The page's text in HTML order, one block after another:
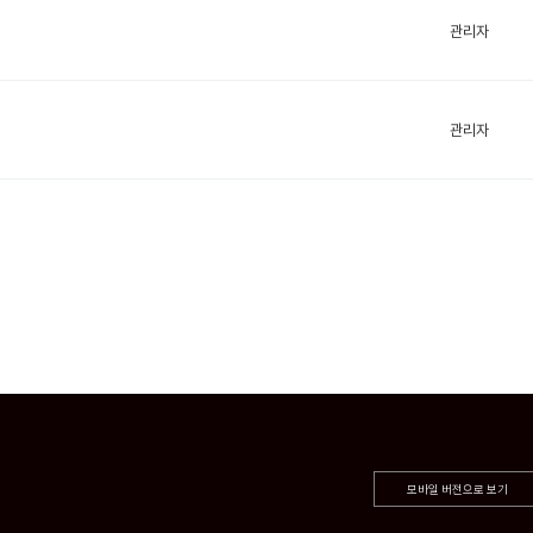
관리자
관리자
모바일 버전으로 보기